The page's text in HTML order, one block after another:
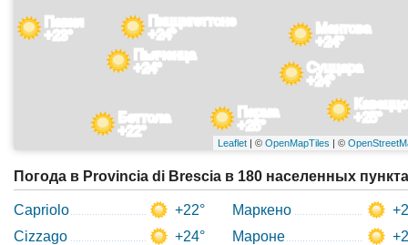
Парма
+25°
Пьяченца
+24°
Павия
+23°
Мантова
+24°
Суццара
+24°
Пиццигеттоне
+24°
Кавеццо
+25°
Беттола
+22°
Leaflet | ©OpenMapTiles | ©
Погода в Provincia di Brescia в 180 населенных
Capriolo
+22°
Cizzago
+24°
Маркено
Мароне